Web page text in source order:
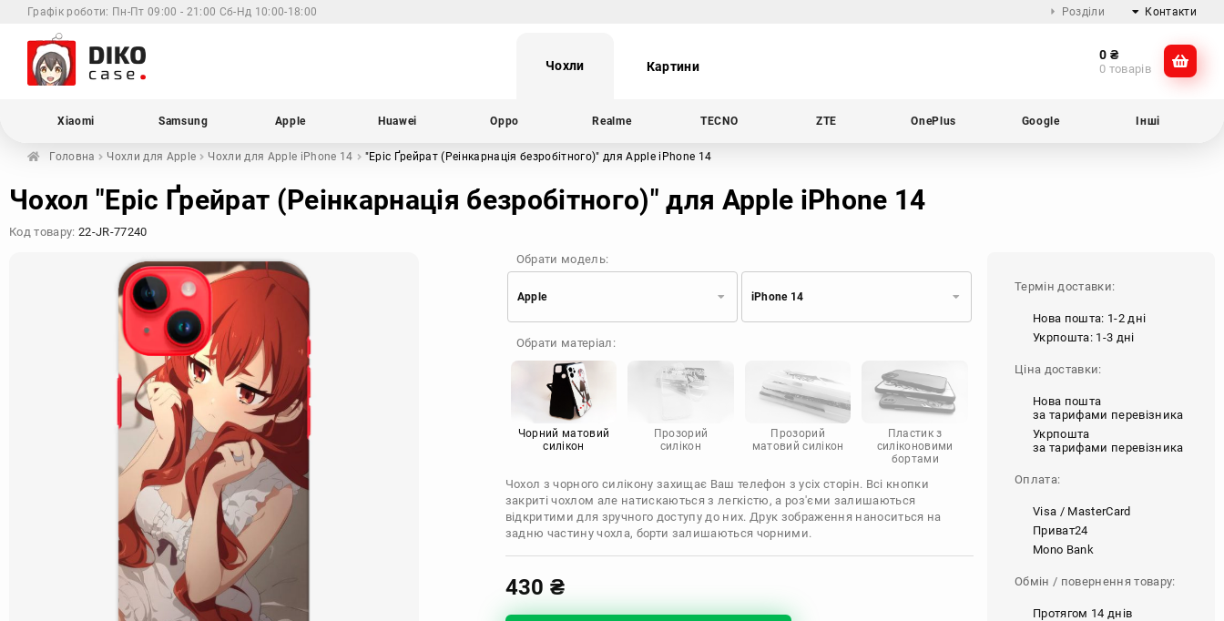
Графік роботи: Пн-Пт 09:00 - 21:00 Сб-Нд 10:00-18:00 Розділи Контакти
@dikocase
Чохли Картини
0 ₴
0 товарів
Xiaomi Samsung Apple Huawei Oppo Realme TECNO ZTE OnePlus Google Інші
Головна Чохли для Apple Чохли для Apple iPhone 14 "Еріс Ґрейрат (Реінкарнація безробітного)" для Apple iPhone 14
Чохол "Еріс Ґрейрат (Реінкарнація безробітного)" для Apple iPhone 14
Код товару: 22-JR-77240
Обрати модель:
Apple
Samsung
Apple
Oppo
Realme
OnePlus
Google
Doogee
Motorola
iPhone 14
Обрати матеріал:
Чорний матовий
силікон
Прозорий
силікон
Прозорий
матовий силікон
Пластик з
силіконовими
бортами
Чохол з чорного силікону захищає Ваш телефон з усіх сторін. Всі кнопки
закриті чохлом але натискаються з легкістю, а роз'єми залишаються
відкритими для зручного доступу до них. Друк зображення наноситься на
задню частину чохла, борти залишаються чорними.
430 ₴
Термін доставки:
Нова пошта: 1-2 дні
Укрпошта: 1-3 дні
Ціна доставки:
Нова пошта
за тарифами перевізника
Укрпошта
за тарифами перевізника
Оплата:
Visa / MasterCard
Приват24
Mono Bank
Обмін / повернення товару:
Протягом 14 днів